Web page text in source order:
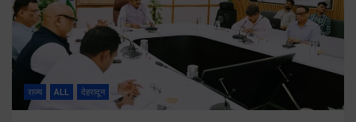
राज्य ALL देहरादून